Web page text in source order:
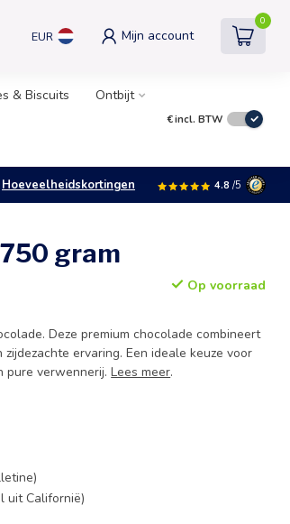
EUR Mijn account
0
& Biscuits Ontbijt
€incl. BTW
Hoeveelheidskortingen 4.8 /5
gram
Op voorraad
Deze premium chocolade combineert
ervaring. Een ideale keuze voor
pure verwennerij.Lees meer.
uit Californië)